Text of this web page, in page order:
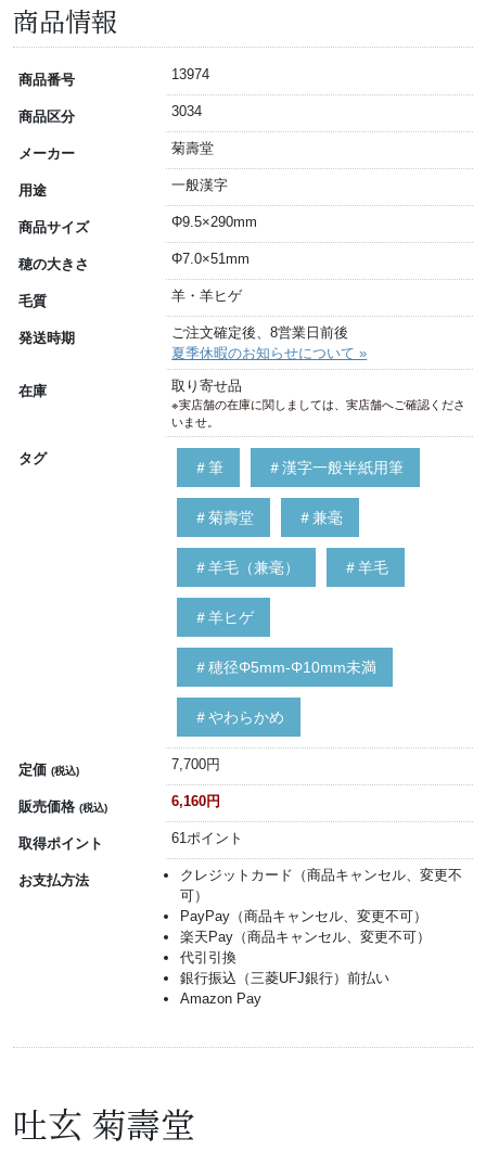
商品情報
商品番号 13974
商品区分 3034
メーカー 菊壽堂
用途 一般漢字
商品サイズ Φ9.5×290mm
穂の大きさ Φ7.0×51mm
毛質 羊・羊ヒゲ
発送時期
ご注文確定後、8営業日前後
夏季休暇のお知らせについて »
在庫 取り寄せ品
※実店舗の在庫に関しましては、実店舗へご確認くださ
いませ。
タグ
＃筆 ＃漢字一般半紙用筆
＃菊壽堂 ＃兼毫
＃羊毛（兼毫） ＃羊毛
＃羊ヒゲ
＃穂径Φ5mm-Φ10mm未満
＃やわらかめ
定価 (税込) 7,700円
販売価格 (税込) 6,160円
取得ポイント 61ポイント
お支払方法
クレジットカード（商品キャンセル、変更不
可）
PayPay（商品キャンセル、変更不可）
楽天Pay（商品キャンセル、変更不可）
代引引換
銀行振込（三菱UFJ銀行）前払い
Amazon Pay
吐玄 菊壽堂